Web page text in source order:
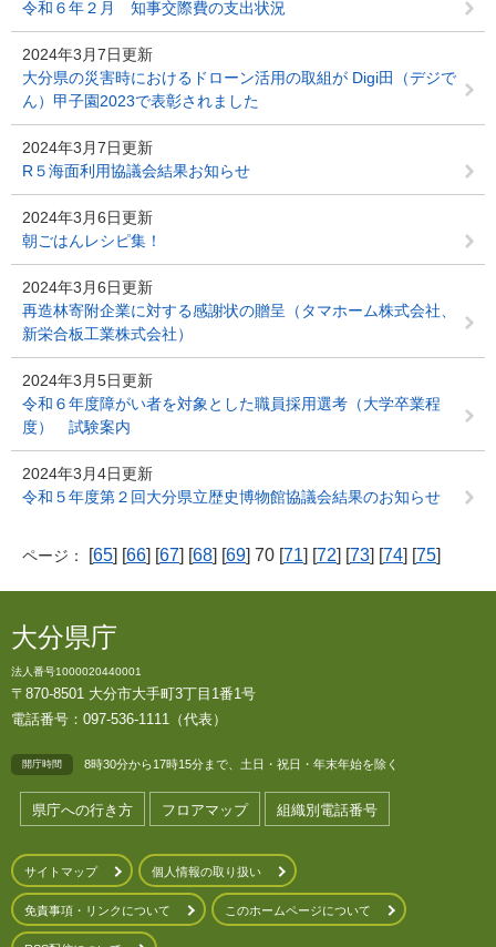
令和６年２月 知事交際費の支出状況
2024年3月7日更新
大分県の災害時におけるドローン活用の取組が Digi田（デジで
ん）甲子園2023で表彰されました
2024年3月7日更新
R５海面利用協議会結果お知らせ
2024年3月6日更新
朝ごはんレシピ集！
2024年3月6日更新
再造林寄附企業に対する感謝状の贈呈（タマホーム株式会社、
新栄合板工業株式会社）
2024年3月5日更新
令和６年度障がい者を対象とした職員採用選考（大学卒業程
度） 試験案内
2024年3月4日更新
令和５年度第２回大分県立歴史博物館協議会結果のお知らせ
ページ： [65] [66] [67] [68] [69] 70 [71] [72] [73] [74] [75]
大分県庁
法人番号1000020440001
〒870-8501 大分市大手町3丁目1番1号
電話番号：097-536-1111（代表）
開庁時間 8時30分から17時15分まで、土日・祝日・年末年始を除く
県庁への行き方 フロアマップ 組織別電話番号
サイトマップ 個人情報の取り扱い
免責事項・リンクについて このホームページについて